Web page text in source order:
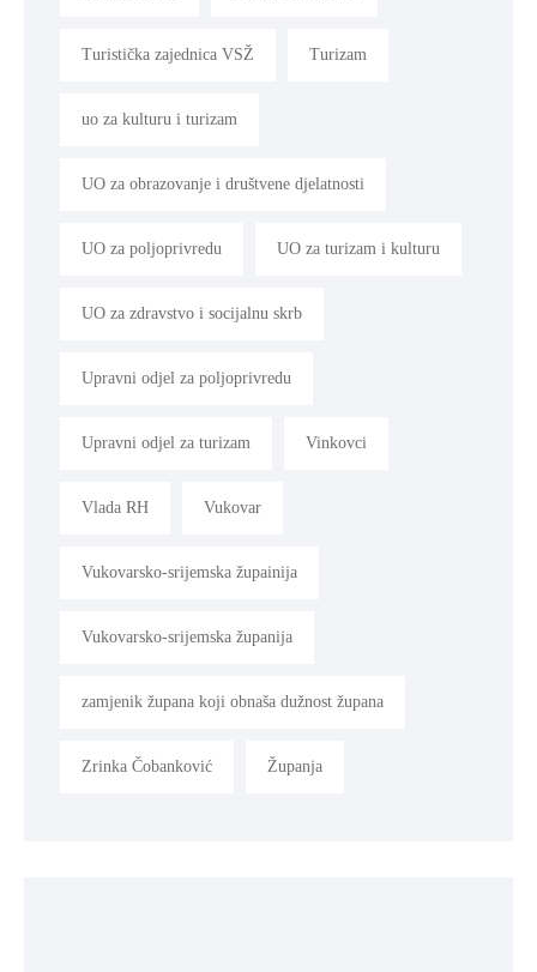
Turistička zajednica VSŽ Turizam
uo za kulturu i turizam
UO za obrazovanje i društvene djelatnosti
UO za poljoprivredu UO za turizam i kulturu
UO za zdravstvo i socijalnu skrb
Upravni odjel za poljoprivredu
Upravni odjel za turizam Vinkovci
Vlada RH Vukovar
Vukovarsko-srijemska župainija
Vukovarsko-srijemska županija
zamjenik župana koji obnaša dužnost župana
Zrinka Čobanković Županja